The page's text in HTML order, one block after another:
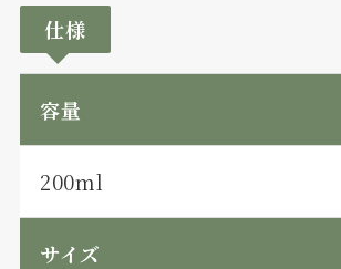
仕様
容量
200ml
サイズ